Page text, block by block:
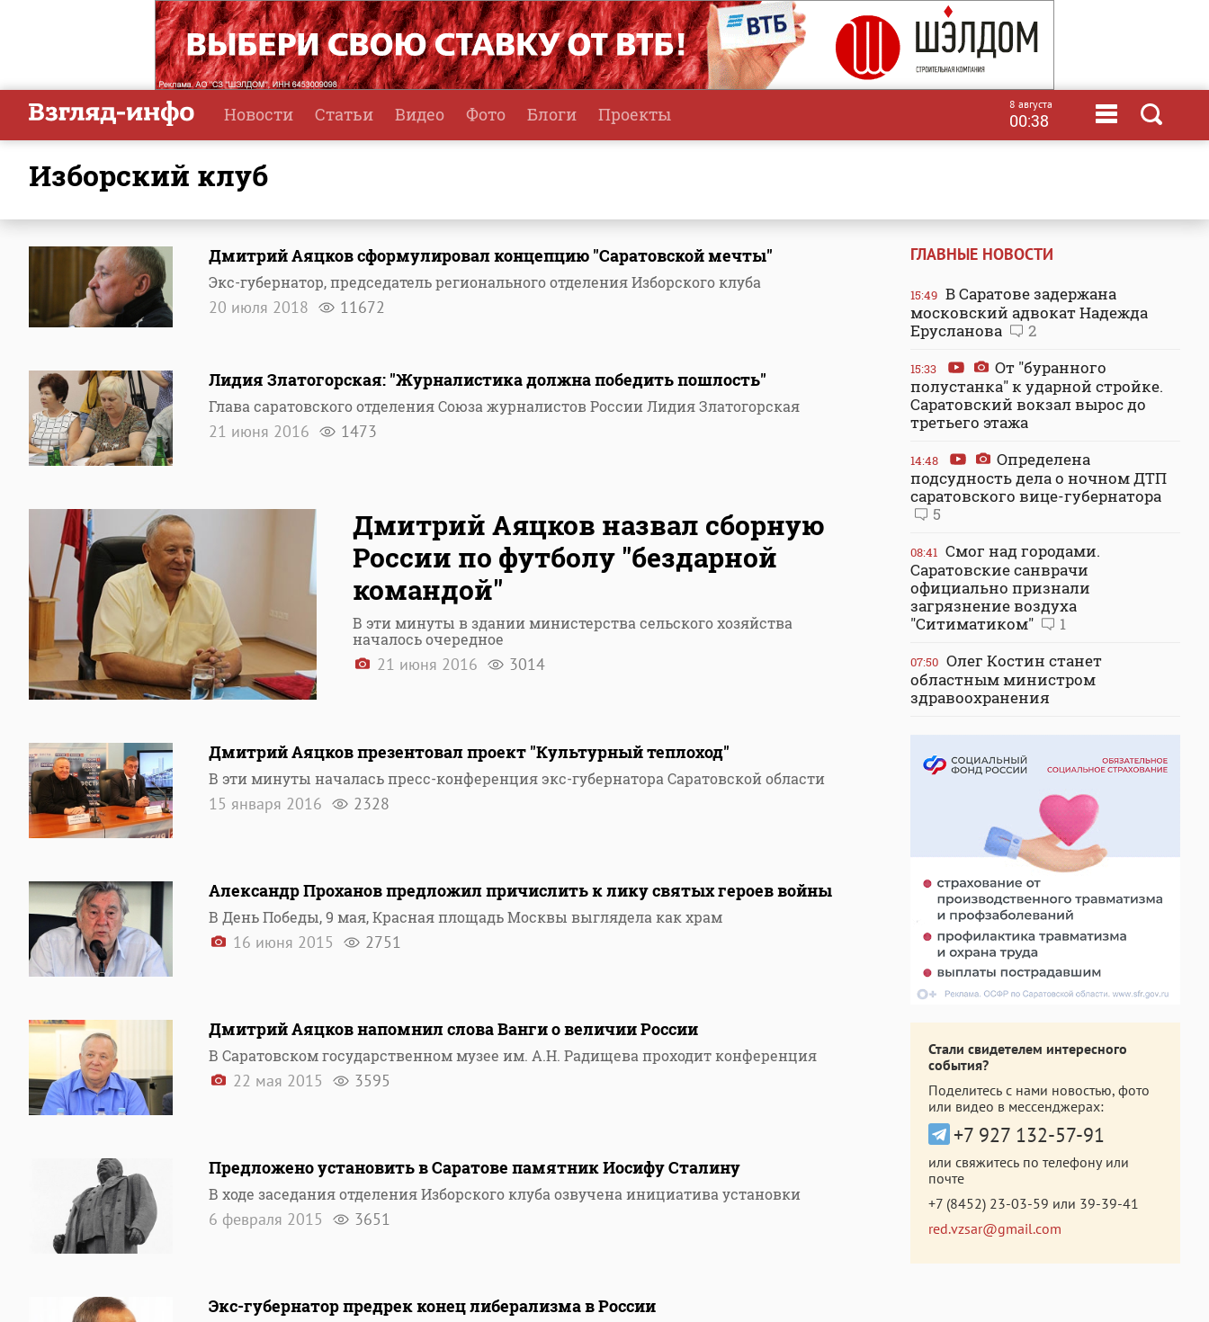
Новости Статьи Видео Фото Блоги Проекты 8 августа
00:38
Изборский клуб
Дмитрий Аяцков сформулировал концепцию "Саратовской мечты"
Экс-губернатор, председатель регионального отделения Изборского клуба
20 июля 2018 11672
Лидия Златогорская: "Журналистика должна победить пошлость"
Глава саратовского отделения Союза журналистов России Лидия Златогорская
21 июня 2016 1473
Дмитрий Аяцков назвал сборную
России по футболу "бездарной
командой"
В эти минуты в здании министерства сельского хозяйства
началось очередное
21 июня 2016 3014
Дмитрий Аяцков презентовал проект "Культурный теплоход"
В эти минуты началась пресс-конференция экс-губернатора Саратовской области
15 января 2016 2328
Александр Проханов предложил причислить к лику святых героев войны
В День Победы, 9 мая, Красная площадь Москвы выглядела как храм
16 июня 2015 2751
Дмитрий Аяцков напомнил слова Ванги о величии России
В Саратовском государственном музее им. А.Н. Радищева проходит конференция
22 мая 2015 3595
Предложено установить в Саратове памятник Иосифу Сталину
В ходе заседания отделения Изборского клуба озвучена инициатива установки
6 февраля 2015 3651
Экс-губернатор предрек конец либерализма в России
ГЛАВНЫЕ НОВОСТИ
15:49 В Саратове задержана
московский адвокат Надежда
Ерусланова
2
15:33
От "буранного
полустанка" к ударной стройке.
Саратовский вокзал вырос до
третьего этажа
14:48
Определена
подсудность дела о ночном ДТП
саратовского вице-губернатора
5
08:41 Смог над городами.
Саратовские санврачи
официально признали
загрязнение воздуха
"Ситиматиком"
1
07:50 Олег Костин станет
областным министром
здравоохранения
Стали свидетелем интересного
события?
Поделитесь с нами новостью, фото
или видео в мессенджерах:
+7 927 132-57-91
или свяжитесь по телефону или
почте
+7 (8452) 23-03-59 или 39-39-41
red.vzsar@gmail.com